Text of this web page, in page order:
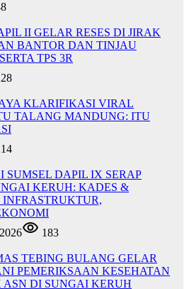
II GELAR RESES DI JIRAK
BANTOR DAN TINJAU
TPS 3R
KLARIFIKASI VIRAL
TALANG MANDUNG: ITU
SUMSEL DAPIL IX SERAP
KERUH: KADES &
183
TEBING BULANG GELAR
PEMERIKSAAN KESEHATAN
ASN DI SUNGAI KERUH